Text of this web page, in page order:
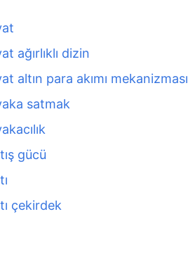
ağırlıklı dizin
altın para akımı mekanizması
satmak
gücü
çekirdek